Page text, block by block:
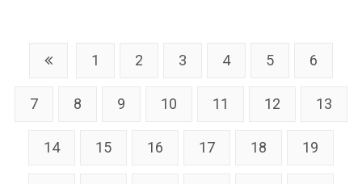
1 2 3 4 5 6
7 8 9 10 11 12 13
14 15 16 17 18 19